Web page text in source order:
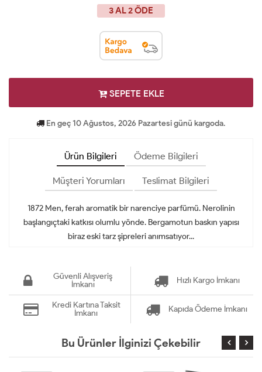
3 AL 2 ÖDE
SEPETE EKLE
En geç 10 Ağustos, 2026 Pazartesi günü kargoda.
Ürün Bilgileri Ödeme Bilgileri
Müşteri Yorumları Teslimat Bilgileri
1872 Men, ferah aromatik bir narenciye parfümü. Nerolinin
başlangıçtaki katkısı olumlu yönde. Bergamotun baskın yapısı
biraz eski tarz şipreleri anımsatıyor...
Güvenli Alışveriş
İmkanı
Hızlı Kargo İmkanı
Kredi Kartına Taksit
İmkanı
Kapıda Ödeme İmkanı
Bu Ürünler İlginizi Çekebilir